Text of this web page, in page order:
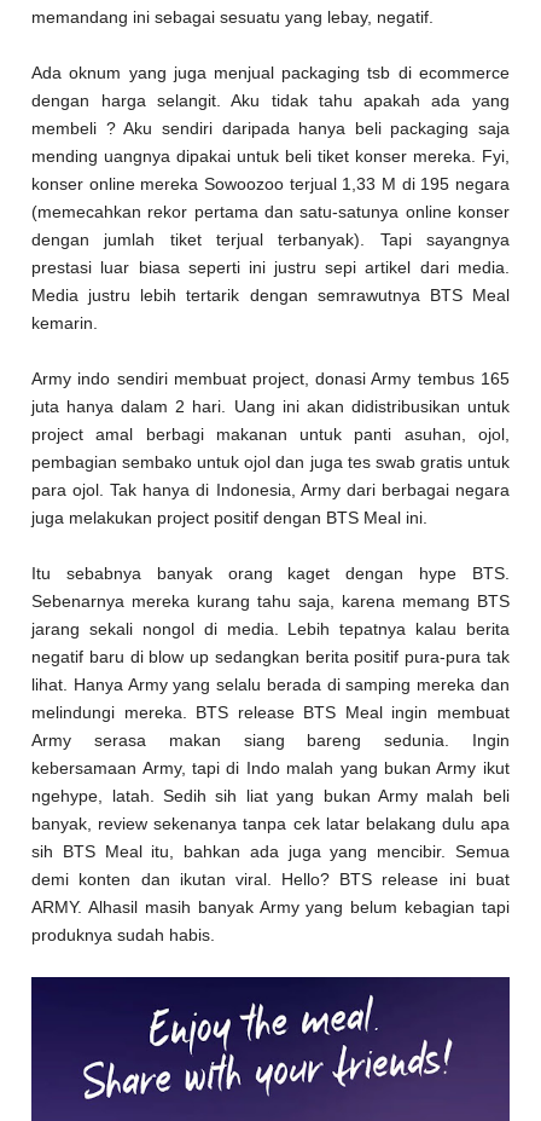
memandang ini sebagai sesuatu yang lebay, negatif.
Ada oknum yang juga menjual packaging tsb di ecommerce
dengan harga selangit. Aku tidak tahu apakah ada yang
membeli ? Aku sendiri daripada hanya beli packaging saja
mending uangnya dipakai untuk beli tiket konser mereka. Fyi,
konser online mereka Sowoozoo terjual 1,33 M di 195 negara
(memecahkan rekor pertama dan satu-satunya online konser
dengan jumlah tiket terjual terbanyak). Tapi sayangnya
prestasi luar biasa seperti ini justru sepi artikel dari media.
Media justru lebih tertarik dengan semrawutnya BTS Meal
kemarin.
Army indo sendiri membuat project, donasi Army tembus 165
juta hanya dalam 2 hari. Uang ini akan didistribusikan untuk
project amal berbagi makanan untuk panti asuhan, ojol,
pembagian sembako untuk ojol dan juga tes swab gratis untuk
para ojol. Tak hanya di Indonesia, Army dari berbagai negara
juga melakukan project positif dengan BTS Meal ini.
Itu sebabnya banyak orang kaget dengan hype BTS.
Sebenarnya mereka kurang tahu saja, karena memang BTS
jarang sekali nongol di media. Lebih tepatnya kalau berita
negatif baru di blow up sedangkan berita positif pura-pura tak
lihat. Hanya Army yang selalu berada di samping mereka dan
melindungi mereka. BTS release BTS Meal ingin membuat
Army serasa makan siang bareng sedunia. Ingin
kebersamaan Army, tapi di Indo malah yang bukan Army ikut
ngehype, latah. Sedih sih liat yang bukan Army malah beli
banyak, review sekenanya tanpa cek latar belakang dulu apa
sih BTS Meal itu, bahkan ada juga yang mencibir. Semua
demi konten dan ikutan viral. Hello? BTS release ini buat
ARMY. Alhasil masih banyak Army yang belum kebagian tapi
produknya sudah habis.